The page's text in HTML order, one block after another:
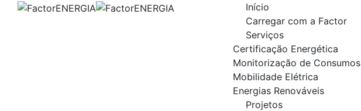
Skip
Início
Carregar com a Factor
Serviços
Certificação Energética
Monitorização de Consumos
Mobilidade Elétrica
Energias Renováveis
Projetos